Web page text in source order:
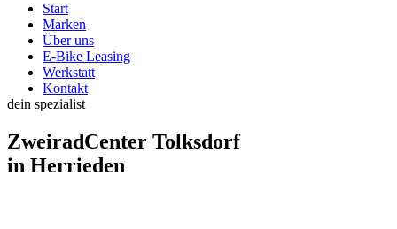
Start
Marken
Über uns
E-Bike Leasing
Werkstatt
Kontakt
dein spezialist
ZweiradCenter Tolksdorf
in Herrieden